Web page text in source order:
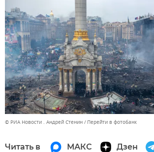
© РИА Новости . Андрей Стенин Перейти в фотобанк
Читать в МАКС Дзен